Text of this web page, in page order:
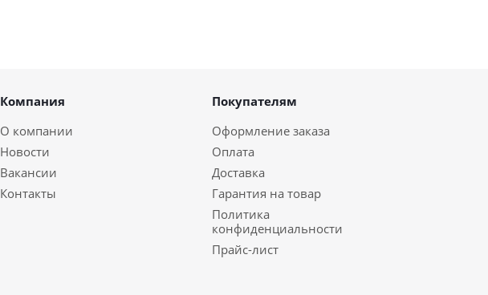
Компания
О компании
Новости
Вакансии
Контакты
Покупателям
Оформление заказа
Оплата
Доставка
Гарантия на товар
Политика
конфиденциальности
Прайс-лист